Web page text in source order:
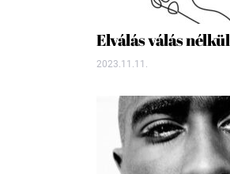
Elválás válás nélkül
2023.11.11.